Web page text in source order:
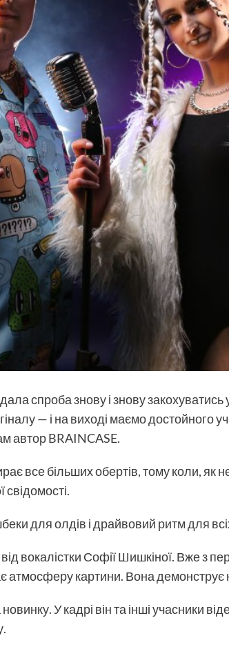
спроба знову і знову
— і на виході маємо достойного
автор BRAINCASE.
все більших обертів, тому коли, як
для олдів і драйвовий ритмдля
вокалістки Софії Шишкіної. Вже з
атмосферу картини. Вона демонструє
У кадрі він та інші учасники